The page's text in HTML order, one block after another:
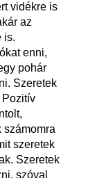
vidékre is
az
is.
enni,
pohár
Szeretek
Pozitív
számomra
szeretek
Szeretek
szóval